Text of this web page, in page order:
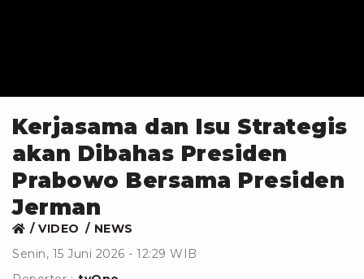
Kerjasama dan Isu Strategis
akan Dibahas Presiden
Prabowo Bersama Presiden
Jerman
VIDEO
NEWS
Senin, 15 Juni 2026 - 12:29 WIB